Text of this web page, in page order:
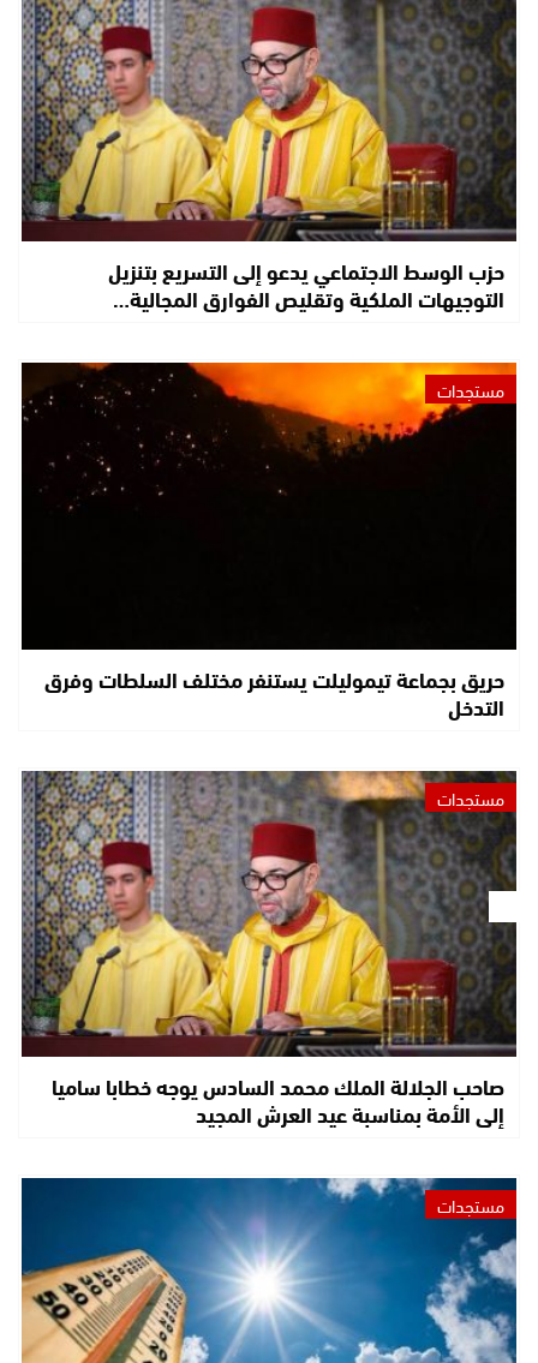
حزب الوسط الاجتماعي يدعو إلى التسريع بتنزيل
التوجيهات الملكية وتقليص الفوارق المجالية…
مستجدات
حريق بجماعة تيموليلت يستنفر مختلف السلطات وفرق
التدخل
مستجدات
صاحب الجلالة الملك محمد السادس يوجه خطابا ساميا
إلى الأمة بمناسبة عيد العرش المجيد
مستجدات